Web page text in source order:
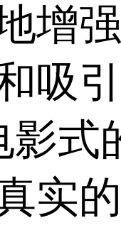
增
吸引
影式
实